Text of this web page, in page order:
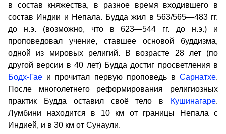
в состав княжества, в разное время входившего в
состав Индии и Непала. Будда жил в 563/565—483 гг.
до н.э. (возможно, что в 623—544 гг. до н.э.) и
проповедовал учение, ставшее основой буддизма,
одной из мировых религий. В возрасте 28 лет (по
другой версии в 40 лет) Будда достиг просветления в
Бодх-Гае и прочитал первую проповедь в Сарнатхе.
После многолетнего реформирования религиозных
практик Будда оставил своё тело в
Кушинагаре.
Лумбини находится в 10 км от границы Непала с
Индией, и в 30 км от Сунаули.